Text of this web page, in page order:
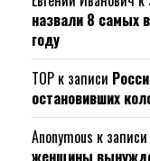
назвали 8 самых
году
ТОР к записи
остановивших
Anonymous к записи
женщины